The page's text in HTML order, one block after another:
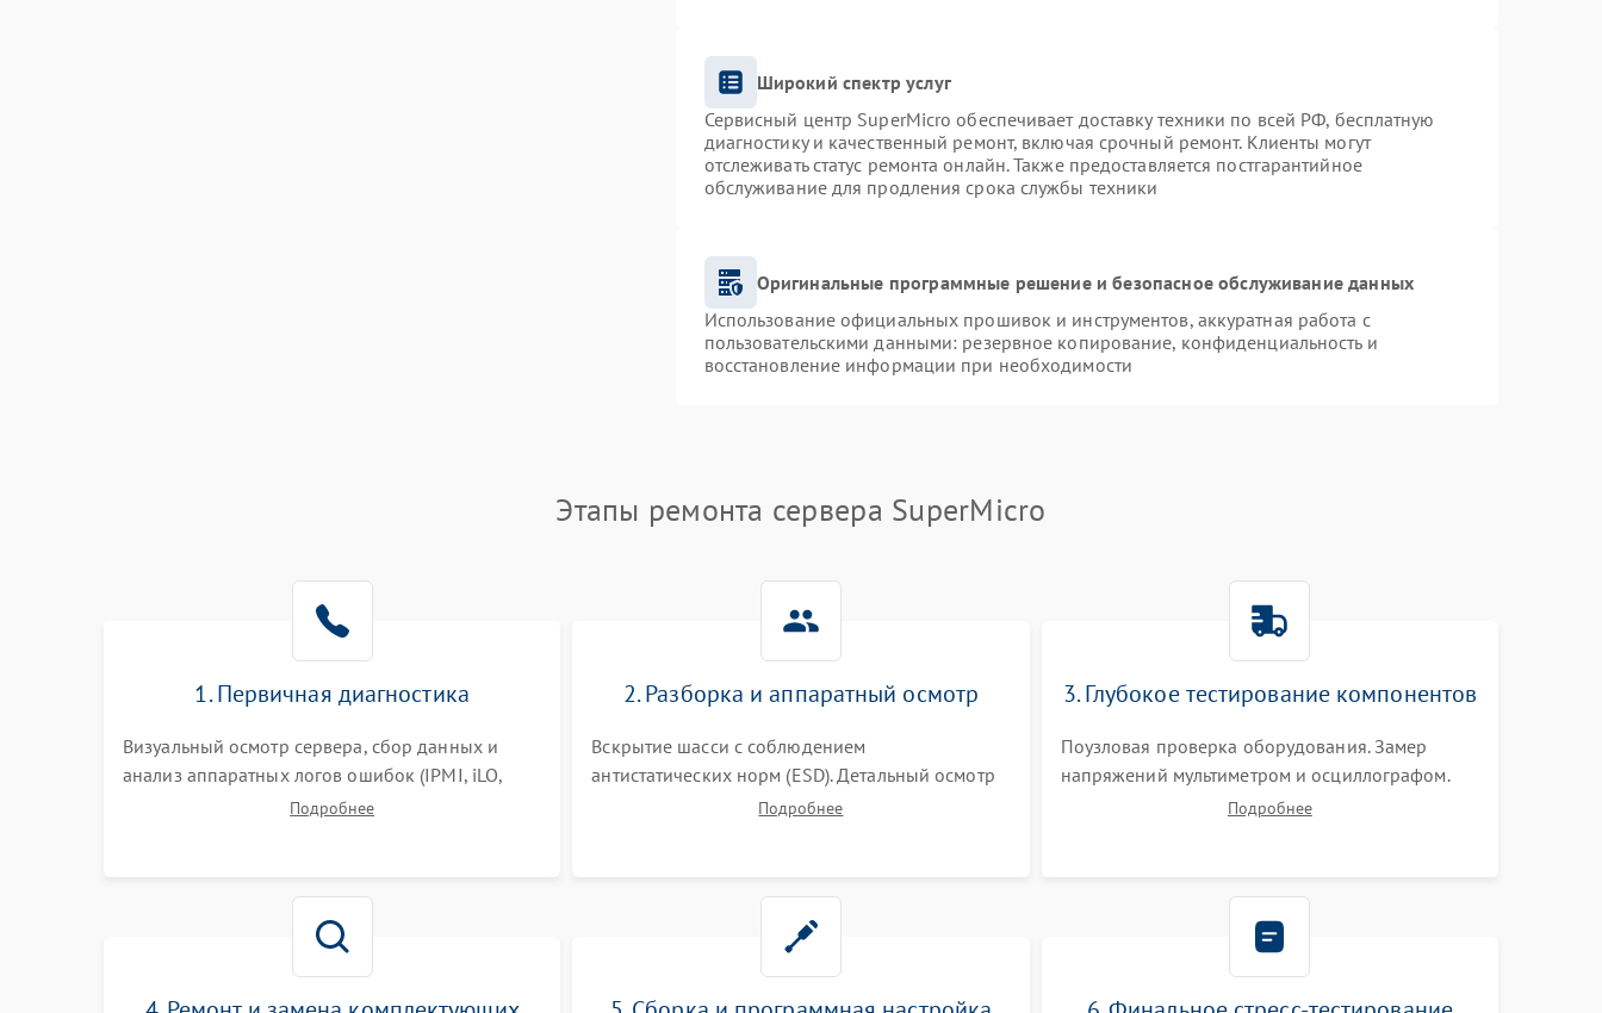
Широкий спектр услуг
Сервисный центр SuperMicro обеспечивает доставку техники по всей РФ, бесплатную
диагностику и качественный ремонт, включая срочный ремонт. Клиенты могут
отслеживать статус ремонта онлайн. Также предоставляется постгарантийное
обслуживание для продления срока службы техники
Оригинальные программные решение и безопасное обслуживание данных
Использование официальных прошивок и инструментов, аккуратная работа с
пользовательскими данными: резервное копирование, конфиденциальность и
восстановление информации при необходимости
Этапы ремонта сервера SuperMicro
1. Первичная диагностика
Визуальный осмотр сервера, сбор данных и
анализ аппаратных логов ошибок (IPMI, iLO,
iDRAC). Проверка цепей питания и базовой
Подробнее
2. Разборка и аппаратный осмотр
Вскрытие шасси с соблюдением
антистатических норм (ESD). Детальный осмотр
материнской платы, процессоров, RAID-
Подробнее
3. Глубокое тестирование компонентов
Поузловая проверка оборудования. Замер
напряжений мультиметром и осциллографом.
Проверка модулей памяти (ECC) и состояния
Подробнее